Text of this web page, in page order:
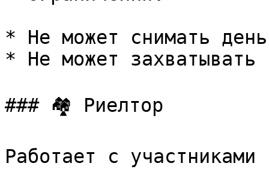
* Не может снимать
* Не может захватывать
### 🏘 Риелтор
Работает с